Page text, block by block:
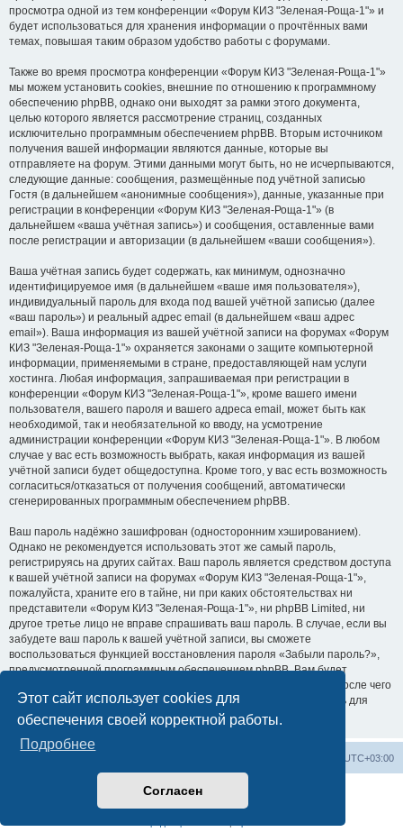
Этот сайт использует cookies для
обеспечения своей корректной работы.
Подробнее
Согласен
просмотра одной из тем конференции «Форум КИЗ "Зеленая-Роща-1"» и
будет использоваться для хранения информации о прочтённых вами
темах, повышая таким образом удобство работы с форумами.
Также во время просмотра конференции «Форум КИЗ "Зеленая-Роща-1"»
мы можем установить cookies, внешние по отношению к программному
обеспечению phpBB, однако они выходят за рамки этого документа,
целью которого является рассмотрение страниц, созданных
исключительно программным обеспечением phpBB. Вторым источником
получения вашей информации являются данные, которые вы
отправляете на форум. Этими данными могут быть, но не исчерпываются,
следующие данные: сообщения, размещённые под учётной записью
Гостя (в дальнейшем «анонимные сообщения»), данные, указанные при
регистрации в конференции «Форум КИЗ "Зеленая-Роща-1"» (в
дальнейшем «ваша учётная запись») и сообщения, оставленные вами
после регистрации и авторизации (в дальнейшем «ваши сообщения»).
Ваша учётная запись будет содержать, как минимум, однозначно
идентифицируемое имя (в дальнейшем «ваше имя пользователя»),
индивидуальный пароль для входа под вашей учётной записью (далее
«ваш пароль») и реальный адрес email (в дальнейшем «ваш адрес
email»). Ваша информация из вашей учётной записи на форумах «Форум
КИЗ "Зеленая-Роща-1"» охраняется законами о защите компьютерной
информации, применяемыми в стране, предоставляющей нам услуги
хостинга. Любая информация, запрашиваемая при регистрации в
конференции «Форум КИЗ "Зеленая-Роща-1"», кроме вашего имени
пользователя, вашего пароля и вашего адреса email, может быть как
необходимой, так и необязательной ко вводу, на усмотрение
администрации конференции «Форум КИЗ "Зеленая-Роща-1"». В любом
случае у вас есть возможность выбрать, какая информация из вашей
учётной записи будет общедоступна. Кроме того, у вас есть возможность
согласиться/отказаться от получения сообщений, автоматически
сгенерированных программным обеспечением phpBB.
Ваш пароль надёжно зашифрован (односторонним хэшированием).
Однако не рекомендуется использовать этот же самый пароль,
регистрируясь на других сайтах. Ваш пароль является средством доступа
к вашей учётной записи на форумах «Форум КИЗ "Зеленая-Роща-1"»,
пожалуйста, храните его в тайне, ни при каких обстоятельствах ни
представители «Форум КИЗ "Зеленая-Роща-1"», ни phpBB Limited, ни
другое третье лицо не вправе спрашивать ваш пароль. В случае, если вы
забудете ваш пароль к вашей учётной записи, вы сможете
воспользоваться функцией восстановления пароля «Забыли пароль?»,
предусмотренной программным обеспечением phpBB. Вам будет
необходимо ввести ваше имя пользователя и ваш адрес email, после чего
программное обеспечение phpBB сгенерирует вам новый пароль для
вашей учётной записи.
UTC+03:00
Создано на основеphpBB® Forum Software © phpBB Limited
Русская поддержка phpBB